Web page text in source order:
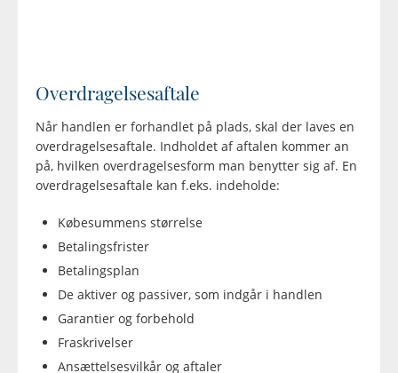
Overdragelsesaftale
Når handlen er forhandlet på plads, skal der laves en
overdragelsesaftale. Indholdet af aftalen kommer an
på, hvilken overdragelsesform man benytter sig af. En
overdragelsesaftale kan f.eks. indeholde:
Købesummens størrelse
Betalingsfrister
Betalingsplan
De aktiver og passiver, som indgår i handlen
Garantier og forbehold
Fraskrivelser
Ansættelsesvilkår og aftaler